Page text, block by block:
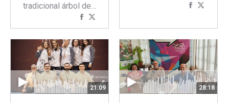
tradicional árbol de…
Compartir
con
Facebook
con
Twitter
Compartir
21:09 28:18